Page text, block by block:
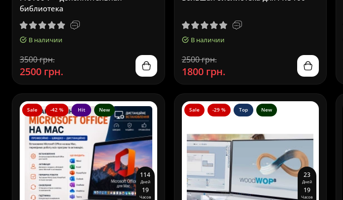
библиотека
В наличии
3500 грн.
2500 грн.
В наличии
2500 грн.
1800 грн.
Sale -42 % Hit New
114
Дней
19
Часов
Sale -29 % Top New
23
Дней
19
Часов